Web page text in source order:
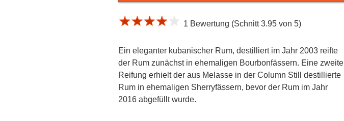
1 Bewertung (Schnitt 3.95 von 5)
Ein eleganter kubanischer Rum, destilliert im Jahr 2003 reifte
der Rum zunächst in ehemaligen Bourbonfässern. Eine zweite
Reifung erhielt der aus Melasse in der Column Still destillierte
Rum in ehemaligen Sherryfässern, bevor der Rum im Jahr
2016 abgefüllt wurde.